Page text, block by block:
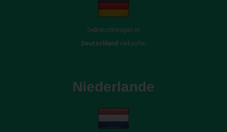
Gebrauchtwagen in
Deutschland verkaufen
Niederlande